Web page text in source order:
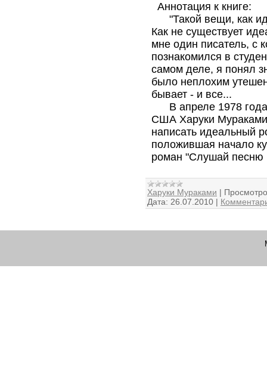
Аннотация к книге:
"Такой вещи, как
Как не существует
мне один писатель, с
познакомился в
самом деле, я понял
было неплохим
бывает - и все...
В апреле 1978 года
США Харуки
написать идеальный
положившая начало
роман "Слушай песню
Харуки Мураками |
Дата: 26.07.2010 |